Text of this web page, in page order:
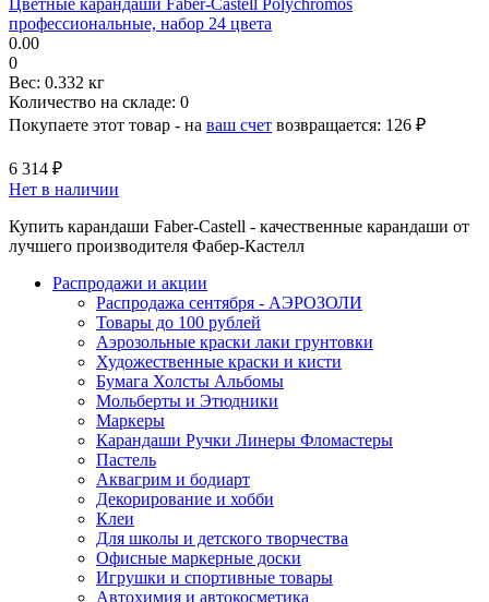
профессиональные, набор 24 цвета
0.00
0
Вес: 0.332 кг
Количество на складе: 0
Покупаете этот товар - на ваш счет возвращается: 126 ₽
6 314 ₽
Нет в наличии
Купить карандаши Faber-Castell - качественные карандаши от
лучшего производителя Фабер-Кастелл
Распродажи и акции
Распродажа сентября - АЭРОЗОЛИ
Товары до 100 рублей
Аэрозольные краски лаки грунтовки
Художественные краски и кисти
Бумага Холсты Альбомы
Мольберты и Этюдники
Маркеры
Карандаши Ручки Линеры Фломастеры
Пастель
Аквагрим и бодиарт
Декорирование и хобби
Клеи
Для школы и детского творчества
Офисные маркерные доски
Игрушки и спортивные товары
Автохимия и автокосметика